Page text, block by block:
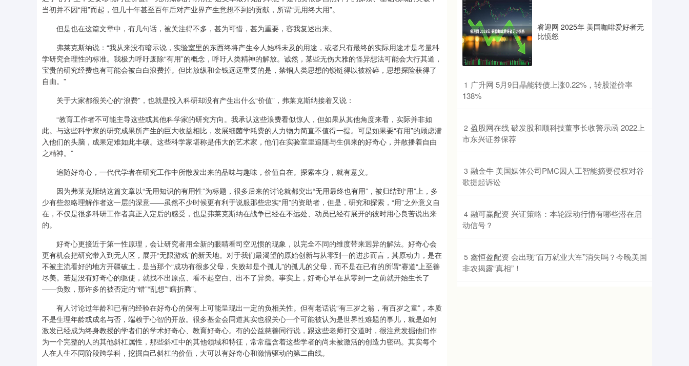
当初并不因“用”而起，但几十年甚至百年后对产业界产生意想不到的贡献，所谓“无用终大用”。
但是也在这篇文章中，有几句话，被关注得不多，甚为可惜，甚为重要，容我复述出来。
弗莱克斯纳说：“我从来没有暗示说，实验室里的东西终将产生令人始料未及的用途，或者只有最终的实际用途才是考量科
学研究合理性的标准。我极力呼吁废除“有用”的概念，呼吁人类精神的解放。诚然，某些无伤大雅的怪异想法可能会大行其道，
宝贵的研究经费也有可能会被白白浪费掉。但比放纵和金钱远远重要的是，禁锢人类思想的锁链得以被粉碎，思想探险获得了
自由。”
关于大家都很关心的“浪费”，也就是投入科研却没有产生出什么“价值”，弗莱克斯纳接着又说：
“教育工作者不可能主导这些或其他科学家的研究方向。我承认这些浪费看似惊人，但如果从其他角度来看，实际并非如
此。与这些科学家的研究成果所产生的巨大收益相比，发展细菌学耗费的人力物力简直不值得一提。可是如果要“有用”的顾虑潜
入他们的头脑，成果定难如此丰硕。这些科学家堪称是伟大的艺术家，他们在实验室里追随与生俱来的好奇心，并散播着自由
之精神。”
追随好奇心，一代代学者在研究工作中所散发出来的品味与趣味，价值自在。探索本身，就有意义。
因为弗莱克斯纳这篇文章以“无用知识的有用性”为标题，很多后来的讨论就都突出“无用最终也有用”，被归结到“用”上，多
少有些忽略理解作者这一层的深意——虽然不少时候更有利于说服那些忠实“用”的资助者，但是，研究和探索，“用”之外意义自
在，不仅是很多科研工作者真正入定后的感受，也是弗莱克斯纳在战争已经在不远处、动员已经有展开的彼时用心良苦说出来
的。
好奇心更接近于第一性原理，会让研究者用全新的眼睛看司空见惯的现象，以完全不同的维度带来迥异的解法。好奇心会
更有机会把研究带入到无人区，展开“无限游戏”的新天地。对于我们最渴望的原始创新与从零到一的进步而言，其原动力，是在
不被主流看好的地方开疆破土，是当那个“成功有很多父母，失败却是个孤儿”的孤儿的父母，而不是在已有的所谓“赛道“上至善
尽美。若是没有好奇心的驱使，就找不出原点、看不起空白、出不了异类。事实上，好奇心早在从零到一之前就开始生长了
——负数，那许多的被否定的“错”“乱想”“瞎折腾”。
有人讨论过年龄和已有的经验在好奇心的保有上可能呈现出一定的负相关性。但有老话说“有三岁之翁，有百岁之童”，本质
不是生理年龄或成名与否，端赖于心智的开放。很多基金会同道其实也很关心一个可能被认为是世界性难题的事儿，就是如何
激发已经成为终身教授的学者们的学术好奇心、教育好奇心。有的公益慈善同行说，跟这些老师打交道时，很注意发掘他们作
为一个完整的人的其他斜杠属性，那些斜杠中的其他领域和特征，常常蕴含着这些学者的尚未被激活的创造力密码。其实每个
人在人生不同阶段跨学科，挖掘自己斜杠的价值，大可以有好奇心和激情驱动的第二曲线。
睿迎网 2025年 美国咖啡爱好者无
比愤怒
1 ​广升网 5月9日晶能转债上涨0.22%，转股溢价率
138%
2 ​盈股网在线 破发股和顺科技董事长收警示函 2022上
市东兴证券保荐
3 ​融金牛 美国媒体公司PMC因人工智能摘要侵权对谷
歌提起诉讼
4 ​融可赢配资 兴证策略：本轮躁动行情有哪些潜在启
动信号？
5 ​鑫恒盈配资 会出现“百万就业大军”消失吗？今晚美国
非农揭露“真相”！